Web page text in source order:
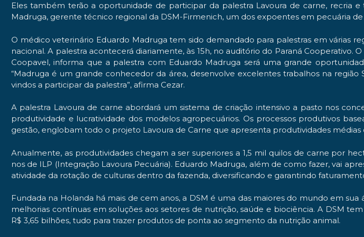
Eles também terão a oportunidade de participar da palestra Lavoura de carne, recria
Madruga, gerente técnico regional da DSM-Firmenich, um dos expoentes em pecuária de
O médico veterinário Eduardo Madruga tem sido demandado para palestras em várias
nacional. A palestra acontecerá diariamente, às 15h, no auditório do Paraná Cooperativo.
Coopavel, informa que a palestra com Eduardo Madruga será uma grande
“Madruga é um grande conhecedor da área, desenvolve excelentes trabalhos na
vindos a participar da palestra”, afirma Cezar.
A palestra Lavoura de carne abordará um sistema de criação intensivo a pasto nos
produtividade e lucratividade dos modelos agropecuários. Os processos produtivos
gestão, englobam todo o projeto Lavoura de Carne que apresenta produtividades médias
Anualmente, as produtividades chegam a ser superiores a 1,5 mil quilos de carne por
nos de ILP (Integração Lavoura Pecuária). Eduardo Madruga, além de como fazer, vai
atividade da rotação de culturas dentro da fazenda, diversificando e garantindo
Fundada na Holanda há mais de cem anos, a DSM é uma das maiores do mundo em
melhorias contínuas em soluções aos setores de nutrição, saúde e biociência. A DSM
R$ 3,65 bilhões, tudo para trazer produtos de ponta ao segmento da nutrição animal.